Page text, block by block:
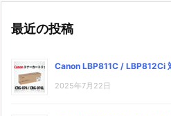
最近の投稿
Canon LBP811C / LBP812Ci
2025年7月22日